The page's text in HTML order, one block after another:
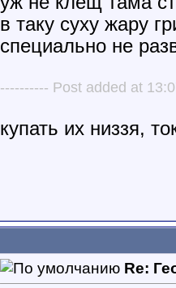
в таку суху жару
специально не
---------- Post added at
купать их низзя,
Re: